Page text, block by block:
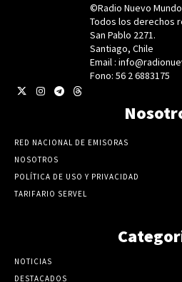
©Radio Nuevo
Todos los derechos
San Pablo 2271.
Santiago, Chile
Email :
Fono: 56 2 6883175
RED NACIONAL DE EMISORAS
NOSOTROS
POLÍTICA DE USO Y PRIVACIDAD
TARIFARIO SERVEL
NOTICIAS
DESTACADOS